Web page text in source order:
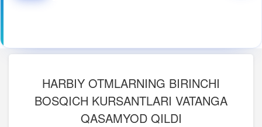
HARBIY OTMLARNING BIRINCHI
BOSQICH KURSANTLARI VATANGA
QASAMYOD QILDI